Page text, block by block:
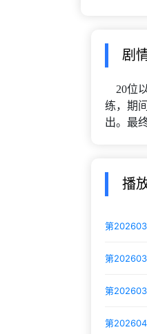
剧
20位
练，期
出。最
播
第
第
第
第